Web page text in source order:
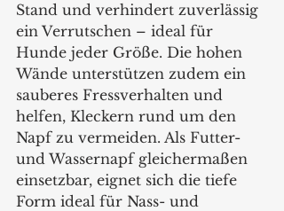
Stand und verhindert zuverlässig
ein Verrutschen – ideal für
Hunde jeder Größe. Die hohen
Wände unterstützen zudem ein
sauberes Fressverhalten und
helfen, Kleckern rund um den
Napf zu vermeiden. Als Futter-
und Wassernapf gleichermaßen
einsetzbar, eignet sich die tiefe
Form ideal für Nass- und